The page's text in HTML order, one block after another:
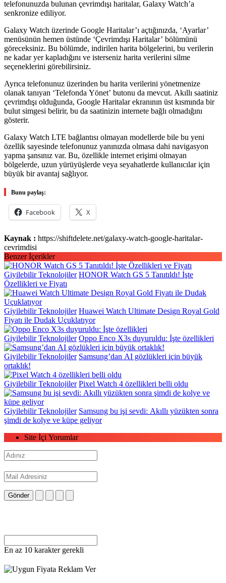
telefonunuzda bulunan çevrimdışı haritalar, Galaxy Watch’a
senkronize ediliyor.
Galaxy Watch üzerinde Google Haritalar’ı açtığınızda, ‘Ayarlar’
menüsünün hemen üstünde ‘Çevrimdışı Haritalar’ bölümünü
göreceksiniz. Bu bölümde, indirilen harita bölgelerini, bu verilerin
ne kadar yer kapladığını ve isterseniz harita verilerini silme
seçeneklerini görebilirsiniz.
Ayrıca telefonunuz üzerinden bu harita verilerini yönetmenize
olanak tanıyan ‘Telefonda Yönet’ butonu da mevcut. Akıllı saatiniz
çevrimdışı olduğunda, Google Haritalar ekranının üst kısmında bir
bulut simgesi belirir, bu da saatinizin internete bağlı olmadığını
gösterir.
Galaxy Watch LTE bağlantısı olmayan modellerde bile bu yeni
özellik sayesinde telefonunuz yanınızda olmasa dahi navigasyon
yapma şansınız var. Bu, özellikle internet erişimi olmayan
bölgelerde, uzun yürüyüşlerde veya seyahatlerde kullanıcılar için
büyük bir avantaj sağlıyor.
Bunu paylaş:
Facebook X
Kaynak : https://shiftdelete.net/galaxy-watch-google-haritalar-
cevrimdisi
Benzer İçerikler
Giyilebilir Teknolojiler HONOR Watch GS 5 Tanıtıldı! İşte
Özellikleri ve Fiyatı
Giyilebilir Teknolojiler Huawei Watch Ultimate Design Royal Gold
Fiyatı ile Dudak Uçuklatıyor
Giyilebilir Teknolojiler Oppo Enco X3s duyuruldu: İşte özellikleri
Giyilebilir Teknolojiler Samsung’dan AI gözlükleri için büyük
ortaklık!
Giyilebilir Teknolojiler Pixel Watch 4 özellikleri belli oldu
Giyilebilir Teknolojiler Samsung bu işi sevdi: Akıllı yüzükten sonra
şimdi de kolye ve küpe geliyor
Site İçi Yorumlar
Gönder
En az 10 karakter gerekli